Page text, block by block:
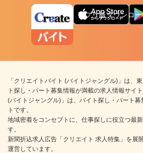
アプリ版ダウンロ
「クリエイトバイト (バイトジャングル)」は、
ト探し・パート募集情報が満載の求人情報サイ
(バイトジャングル)」は、バイト探し・パート
トです。
地域密着をコンセプトに、仕事探しに役立つ最
す。
新聞折込求人広告「クリエイト 求人特集」を展
運営しています。